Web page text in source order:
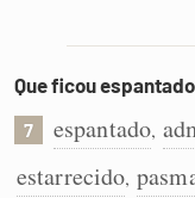
Que ficou
7 espantado,
estarrecido,